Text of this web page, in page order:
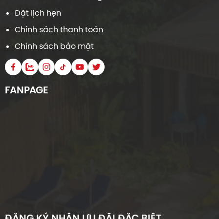
đỏ, giáng hương, white oak, red oak, walnut, beech,
ash, pine… kết hợp với quy trình xử lý hiện đại giúp
Nhờ kỹ thuật tiên tiến này, cửa gỗ của Lelumber
không chỉ bền bỉ, chống chịu tốt trong các điều kiện
môi trường khác nhau mà còn giữ được vẻ đẹp tự
Đặt lịch hẹn
Chính sách thanh toán
Chính sách bảo mật
FANPAGE